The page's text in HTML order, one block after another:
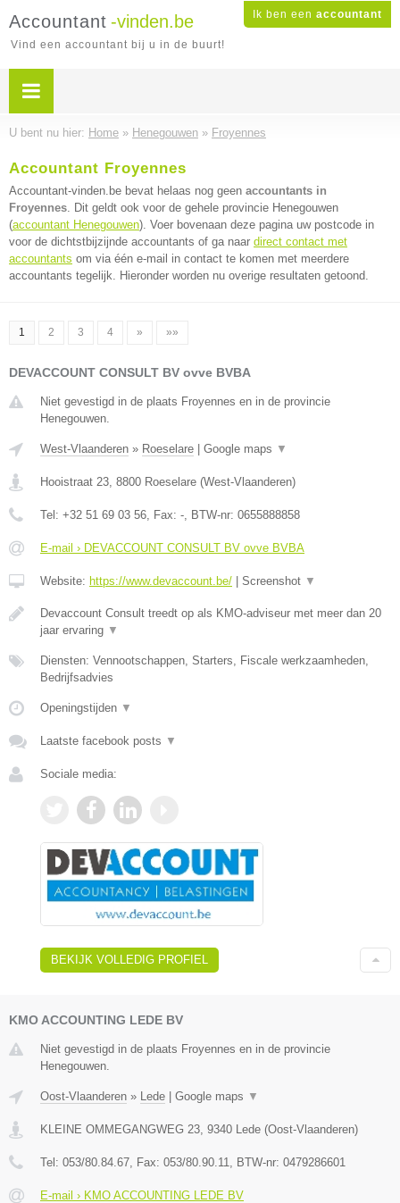
Ik ben een accountant
Accountant -vinden.be
Vind een accountant bij u in de buurt!
U bent nu hier: Home » Henegouwen » Froyennes
Accountant Froyennes
Accountant-vinden.be bevat helaas nog geen accountants in
Froyennes. Dit geldt ook voor de gehele provincie Henegouwen
(accountant Henegouwen). Voer bovenaan deze pagina uw postcode in
voor de dichtstbijzijnde accountants of ga naar direct contact met
accountants om via één e-mail in contact te komen met meerdere
accountants tegelijk. Hieronder worden nu overige resultaten getoond.
1 2 3 4 » »»
DEVACCOUNT CONSULT BV ovve BVBA
Niet gevestigd in de plaats Froyennes en in de provincie
Henegouwen.
West-Vlaanderen » Roeselare Google maps ▼
Hooistraat 23, 8800 Roeselare (West-Vlaanderen)
Tel: +32 51 69 03 56, Fax: -, BTW-nr: 0655888858
E-mail › DEVACCOUNT CONSULT BV ovve BVBA
Website: https://www.devaccount.be/ Screenshot ▼
Devaccount Consult treedt op als KMO-adviseur met meer dan 20
jaar ervaring ▼
Diensten: Vennootschappen, Starters, Fiscale werkzaamheden,
Bedrijfsadvies
Openingstijden ▼
Laatste facebook posts ▼
Sociale media:
BEKIJK VOLLEDIG PROFIEL
KMO ACCOUNTING LEDE BV
Niet gevestigd in de plaats Froyennes en in de provincie
Henegouwen.
Oost-Vlaanderen » Lede Google maps ▼
KLEINE OMMEGANGWEG 23, 9340 Lede (Oost-Vlaanderen)
Tel: 053/80.84.67, Fax: 053/80.90.11, BTW-nr: 0479286601
E-mail › KMO ACCOUNTING LEDE BV